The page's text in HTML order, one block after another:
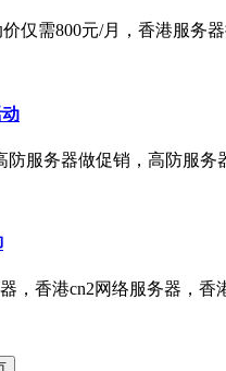
仅需800元/月，香港服
服务器做促销，高防服
，香港cn2网络服务器，